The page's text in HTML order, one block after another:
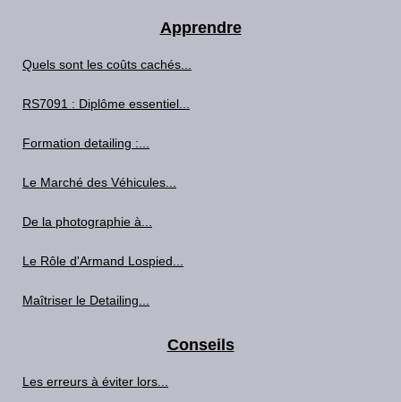
Apprendre
Quels sont les coûts cachés...
RS7091 : Diplôme essentiel...
Formation detailing :...
Le Marché des Véhicules...
De la photographie à...
Le Rôle d'Armand Lospied...
Maîtriser le Detailing...
Conseils
Les erreurs à éviter lors...